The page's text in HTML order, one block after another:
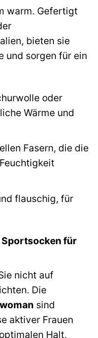
warm. Gefertigt
bieten sie
und sorgen für ein
oder
Wärme und
Fasern, die die
flauschig, für
für
nicht auf
Die
sind
aktiver Frauen
Halt,